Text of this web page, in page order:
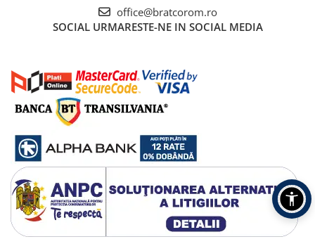
Programatoare stropire
Sere si solarii
Umbrele si pavilioane gradina
Unelte gradinarit
Balsam de rufe profesional
Detergenti de vase profesionali
Pentru masini de spalat si polish
Pentru spalare manuala
Detergenti lichizi profesionali
Igiena si Ingrijire personala
office@bratcorom.ro
SOCIAL URMARESTE-NE IN SOCIAL MEDIA